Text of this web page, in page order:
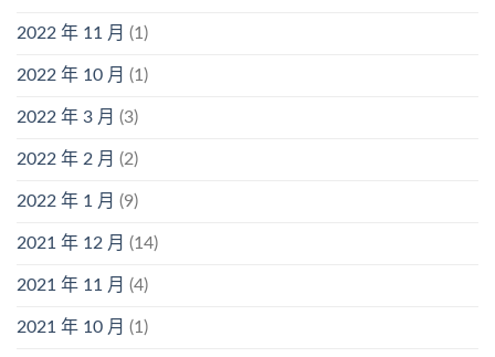
2022 年 11 月 (1)
2022 年 10 月 (1)
2022 年 3 月 (3)
2022 年 2 月 (2)
2022 年 1 月 (9)
2021 年 12 月 (14)
2021 年 11 月 (4)
2021 年 10 月 (1)